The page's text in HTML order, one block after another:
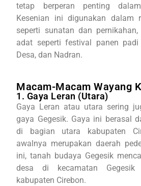
tetap berperan penting
Kesenian ini digunakan dalam
seperti sunatan dan
adat seperti festival panen padi
Desa, dan Nadran.
Macam-Macam Wayang
1. Gaya Leran (Utara)
Gaya Leran atau utara sering
gaya Gegesik. Gaya ini berasal
di bagian utara kabupaten
awalnya merupakan daerah
ini, tanah budaya Gegesik
desa di kecamatan
kabupaten Cirebon.